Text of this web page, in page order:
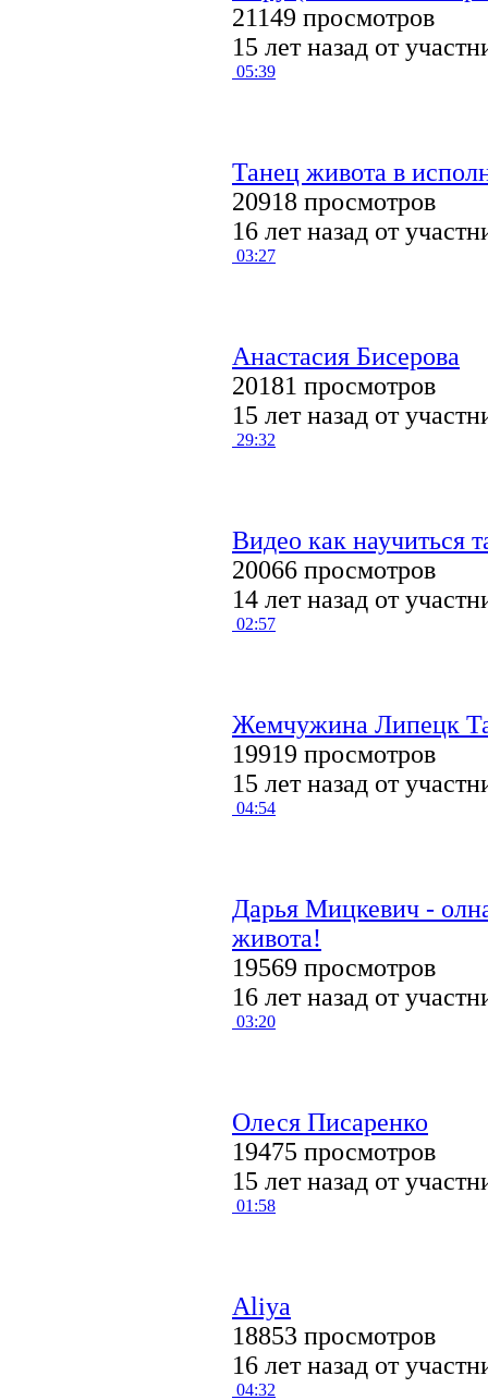
21149 просмотров
15 лет назад от
05:39
Танец живота в
20918 просмотров
16 лет назад от
03:27
Анастасия Бисерова
20181 просмотров
15 лет назад от
29:32
Видео как научиться
20066 просмотров
14 лет назад от
02:57
Жемчужина Липецк
19919 просмотров
15 лет назад от
04:54
Дарья Мицкевич -
живота!
19569 просмотров
16 лет назад от
03:20
Олеся Писаренко
19475 просмотров
15 лет назад от
01:58
Aliya
18853 просмотров
16 лет назад от
04:32